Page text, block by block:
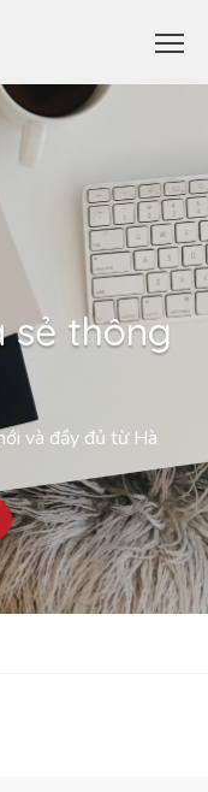
sẻ thông
và đầy đủ từ Hà